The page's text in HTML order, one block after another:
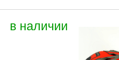
в наличии